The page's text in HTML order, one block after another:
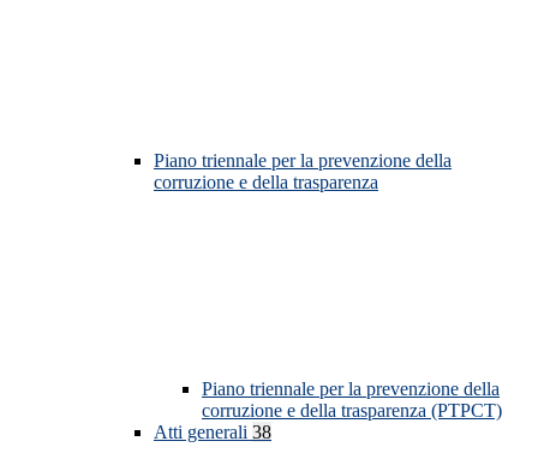
Piano triennale per la prevenzione della
corruzione e della trasparenza
Piano triennale per la prevenzione della
corruzione e della trasparenza (PTPCT)
Atti generali 38